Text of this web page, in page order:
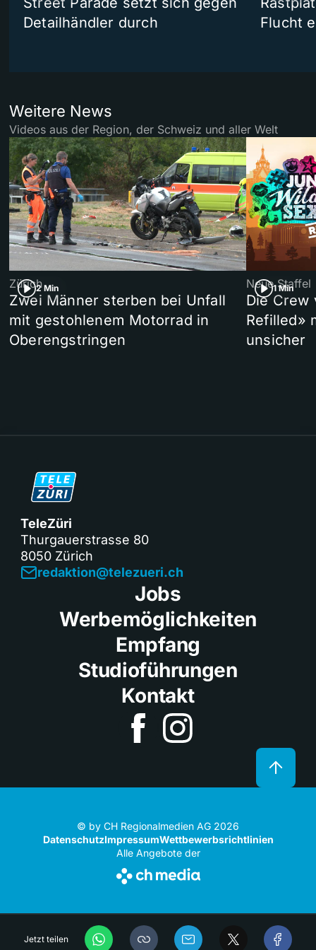
Jetzt teilen
Detailhändler durch
Flucht
Weitere News
Videos aus der Region, der Schweiz und aller Welt
2 Min
Zürich
Zwei Männer sterben bei Unfall
mit gestohlenem Motorrad in
Oberengstringen
1 Min
Neue Staffel
Die Crew
Refilled»
unsicher
TeleZüri
Thurgauerstrasse 80
8050 Zürich
redaktion@telezueri.ch
Jobs
Werbemöglichkeiten
Empfang
Studioführungen
Kontakt
© by CH Regionalmedien AG 2026
DatenschutzImpressumWettbewerbsrichtlinien
Alle Angebote der